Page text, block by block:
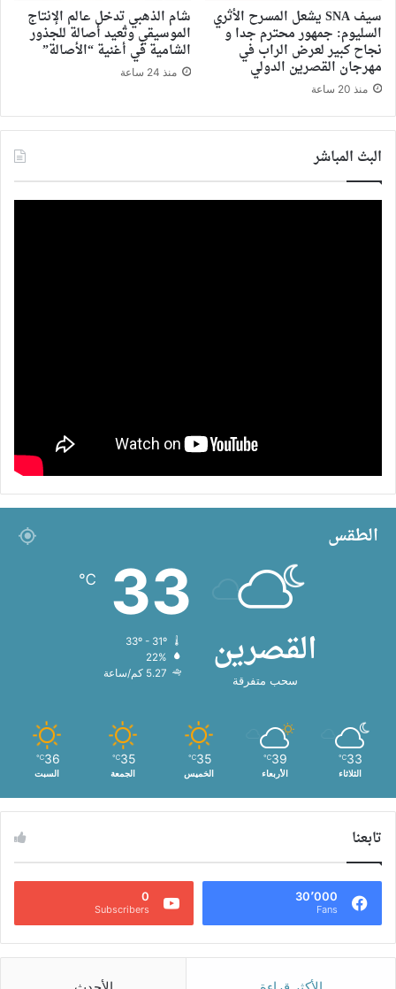
سيف SNA يشعل المسرح الأثري
السليوم: جمهور محترم جدا و
نجاح كبير لعرض الراب في
مهرجان القصرين الدولي
منذ 20 ساعة
شام الذهبي تدخل عالم الإنتاج
الموسيقي وتُعيد أصالة للجذور
الشامية في أغنية “الأصالة”
منذ 24 ساعة
البث المباشر
الطقس
القصرين
سحب متفرقة
33
℃
22%
5.27 كم/ساعة
33
℃
الثلاثاء
39
℃
الأربعاء
35
℃
الخميس
35
℃
الجمعة
36
℃
السبت
تابعنا
30٬000
Fans
0
Subscribers